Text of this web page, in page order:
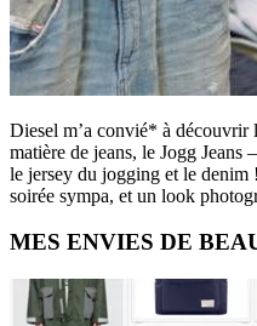
Diesel m’a convié* à
matière de jeans, le Jogg Jeans
le jersey du jogging et le
soirée sympa, et un look
Primary
Sidebar
MES ENVIES DE